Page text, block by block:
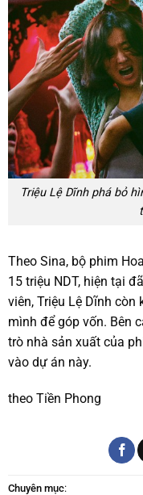
Triệu Lệ Dĩnh phá bỏ
Theo Sina, bộ phim
15 triệu NDT, hiện tại
viên, Triệu Lệ Dĩnh còn
mình để góp vốn. Bên
trò nhà sản xuất của
vào dự án này.
theo Tiền Phong
Chuyên mục: